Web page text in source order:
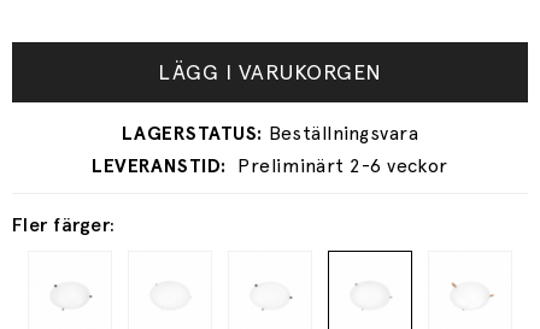
Fler färger:
LÄGG I VARUKORGEN
Preliminärt 2-6 veckor